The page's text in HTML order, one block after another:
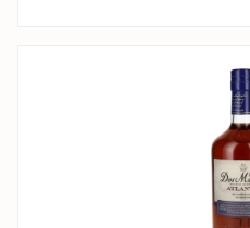
Dos Maderas